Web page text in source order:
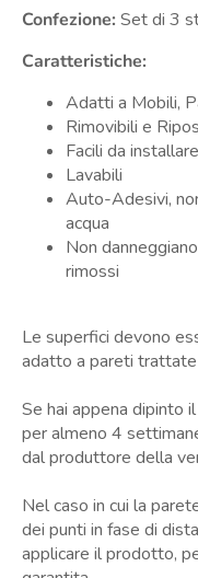
Confezione: Set di 3
Caratteristiche:
Adatti a Mobili,
Rimovibili e
Facili da
Lavabili
Auto-Adesivi,
acqua
Non
rimossi
Le superfici devono
adatto a pareti trattate
Se hai appena dipinto
per almeno 4
dal produttore della
Nel caso in cui la
dei punti in fase di
applicare il prodotto,